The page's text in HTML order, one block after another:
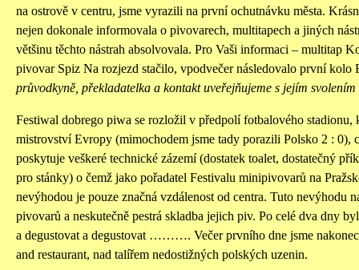
na ostrově v centru, jsme vyrazili na první ochutnávku města.
nejen dokonale informovala o pivovarech, multitapech a jiných
většinu těchto nástrah absolvovala. Pro Vaši informaci – multitap
pivovar Spiz Na rozjezd stačilo, vpodvečer následovalo první kolo
průvodkyně, překladatelka a kontakt uveřejňujeme s jejím svolením
Festiwal dobrego piwa se rozložil v předpolí fotbalového
mistrovství Evropy (mimochodem jsme tady porazili Polsko 2 : 0),
poskytuje veškeré technické zázemí (dostatek toalet, dostatečný
pro stánky) o čemž jako pořadatel Festivalu minipivovarů na
nevýhodou je pouze značná vzdálenost od centra. Tuto nevýhodu
pivovarů a neskutečně pestrá skladba jejich piv. Po celé dva dny
a degustovat a degustovat ………. Večer prvního dne jsme
and restaurant, nad talířem nedostižných polských uzenin.